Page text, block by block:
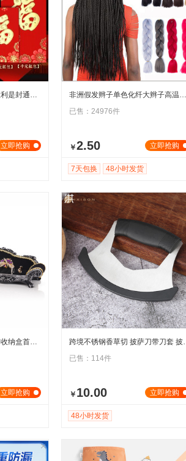
福字红包袋创意吉祥如意利是封通用加厚万元寿字贺字大吉大利红包
立即抢购
非洲假发辫子单色化纤大辫子高温丝脏辫假发jumbo braid女接发辫
已售：24976件
立即抢购
￥2.50
7天包换 48小时发货
沙发戒指座耳钉耳环耳饰收纳盒首饰架娃底托展示道具北欧风摆件
立即抢购
跨境不锈钢香
已售：114件
立即抢购
￥ 10.00
48小时发货